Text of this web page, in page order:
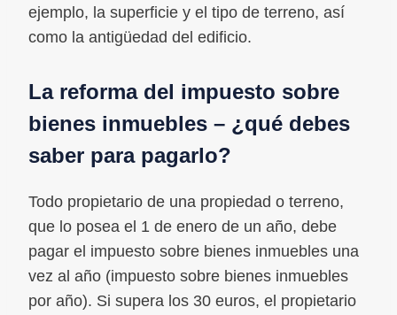
ejemplo, la superficie y el tipo de terreno, así
como la antigüedad del edificio.
La reforma del impuesto sobre
bienes inmuebles – ¿qué debes
saber para pagarlo?
Todo propietario de una propiedad o terreno,
que lo posea el 1 de enero de un año, debe
pagar el impuesto sobre bienes inmuebles una
vez al año (impuesto sobre bienes inmuebles
por año). Si supera los 30 euros, el propietario